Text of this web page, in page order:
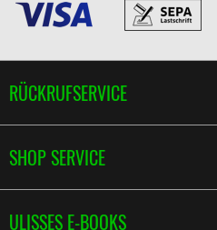
RÜCKRUFSERVICE
SHOP SERVICE
ULISSES E-BOOKS